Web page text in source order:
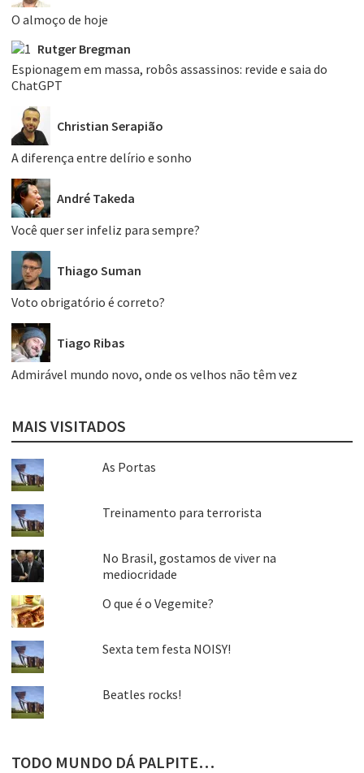
O almoço de hoje
Rutger Bregman
Espionagem em massa, robôs assassinos: revide e saia do
ChatGPT
Christian Serapião
A diferença entre delírio e sonho
André Takeda
Você quer ser infeliz para sempre?
Thiago Suman
Voto obrigatório é correto?
Tiago Ribas
Admirável mundo novo, onde os velhos não têm vez
MAIS VISITADOS
As Portas
Treinamento para terrorista
No Brasil, gostamos de viver na
mediocridade
O que é o Vegemite?
Sexta tem festa NOISY!
Beatles rocks!
TODO MUNDO DÁ PALPITE…